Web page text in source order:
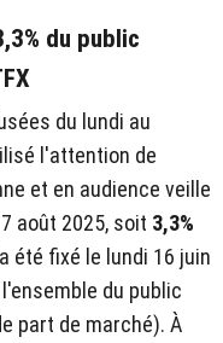
du public
du lundi au
l'attention de
et en audience veille
août 2025, soit 3,3%
été fixé le lundi 16 juin
du public
part de marché). À